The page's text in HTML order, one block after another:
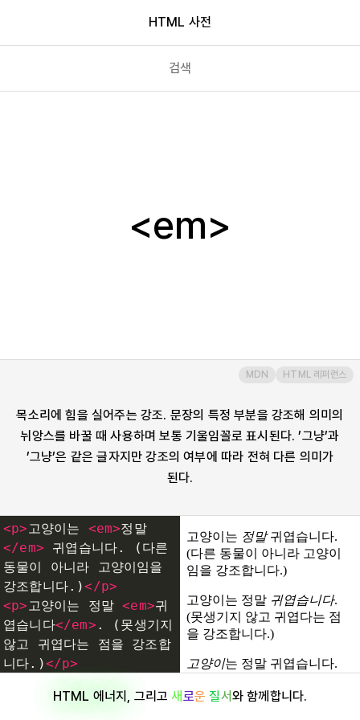
HTML 사전
dl
dt
em
fieldset
figcaption
figure
footer
form
h2
목소리에 힘을 실어주는 강조. 문장의 특정 부분을 강조해 의미의
뉘앙스를 바꿀 때 사용하며 보통 기울임꼴로 표시된다. ’그냥’과
’그냥’은 같은 글자지만 강조의 여부에 따라 전혀 다른 의미가
된다.
MDN HTML 레퍼런스
<p>고양이는 <em>정말
</em> 귀엽습니다. (다른
동물이 아니라 고양이임을
강조합니다.)</p>
<p>고양이는 정말 <em>귀
엽습니다</em> . (못생기지
않고 귀엽다는 점을 강조합
니다.)</p>
말 귀엽습니다. (문장 전체
HTML 에너지 , 그리고새로운 질서와 함께합니다.